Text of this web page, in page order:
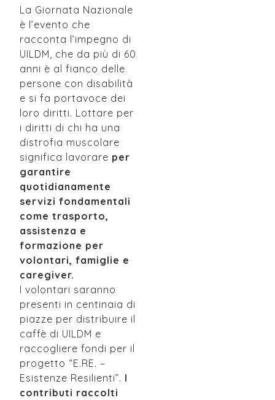
La Giornata Nazionale
è l’evento che
racconta l’impegno di
UILDM, che da più di 60
anni è al fianco delle
persone con disabilità
e si fa portavoce dei
loro diritti. Lottare per
i diritti di chi ha una
distrofia muscolare
significa lavorare per
garantire
quotidianamente
servizi fondamentali
come trasporto,
assistenza e
formazione per
volontari, famiglie e
caregiver.
I volontari saranno
presenti in centinaia di
piazze per distribuire il
caffè di UILDM e
raccogliere fondi per il
progetto “E.RE. –
Esistenze Resilienti”. I
contributi raccolti